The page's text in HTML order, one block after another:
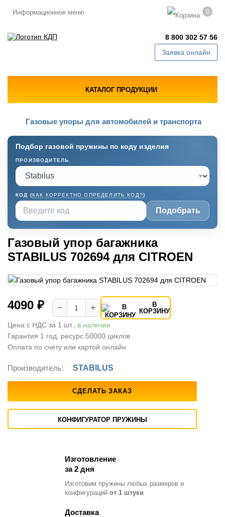
Информационное меню 0
8 800 302 57 56
Заявка онлайн
КАТАЛОГ ПРОДУКЦИИ
Газовые упоры для автомобилей и транспорта
Подбор газовой пружины по коду изделия
ПРОИЗВОДИТЕЛЬ
▾
КОД (КАК КОРРЕКТНО ОПРЕДЕЛИТЬ КОД?)
Подобрать
Газовый упор багажника
STABILUS 702694 для CITROEN
4090 ₽ − +
В
КОРЗИНУ
Цена с НДС за 1 шт., в наличии
Гарантия 1 год, ресурс 50000 циклов
Оплата по счету или картой онлайн
Производитель: STABILUS
СДЕЛАТЬ ЗАКАЗ
КОНФИГУРАТОР ПРУЖИНЫ
Изготовление
за 2 дня
Изготовим пружины любых размеров и
конфигураций от 1 штуки
Доставка